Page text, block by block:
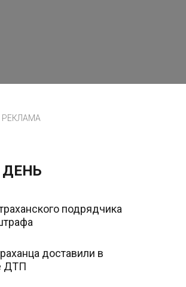
РЕКЛАМА
ДЕНЬ
подрядчика
доставили в
ДТП